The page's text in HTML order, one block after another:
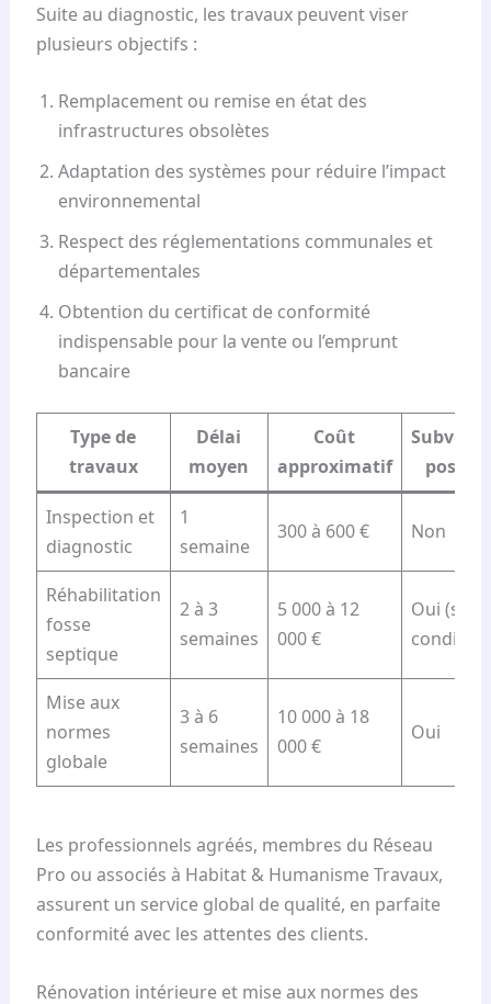
Suite au diagnostic, les travaux peuvent viser
plusieurs objectifs :
Remplacement ou remise en état des
infrastructures obsolètes
Adaptation des systèmes pour réduire l’impact
environnemental
Respect des réglementations communales et
départementales
Obtention du certificat de conformité
indispensable pour la vente ou l’emprunt
bancaire
Type de
travaux
Délai
moyen
Coût
approximatif
Inspection et
diagnostic
1
semaine
300 à 600 € Non
Réhabilitation
fosse
septique
2 à 3
semaines
5 000 à 12
000 €
Oui
Mise aux
normes
globale
3 à 6
semaines
10 000 à 18
000 €
Oui
Les professionnels agréés, membres du Réseau
Pro ou associés à Habitat & Humanisme Travaux,
assurent un service global de qualité, en parfaite
conformité avec les attentes des clients.
Rénovation intérieure et mise aux normes des